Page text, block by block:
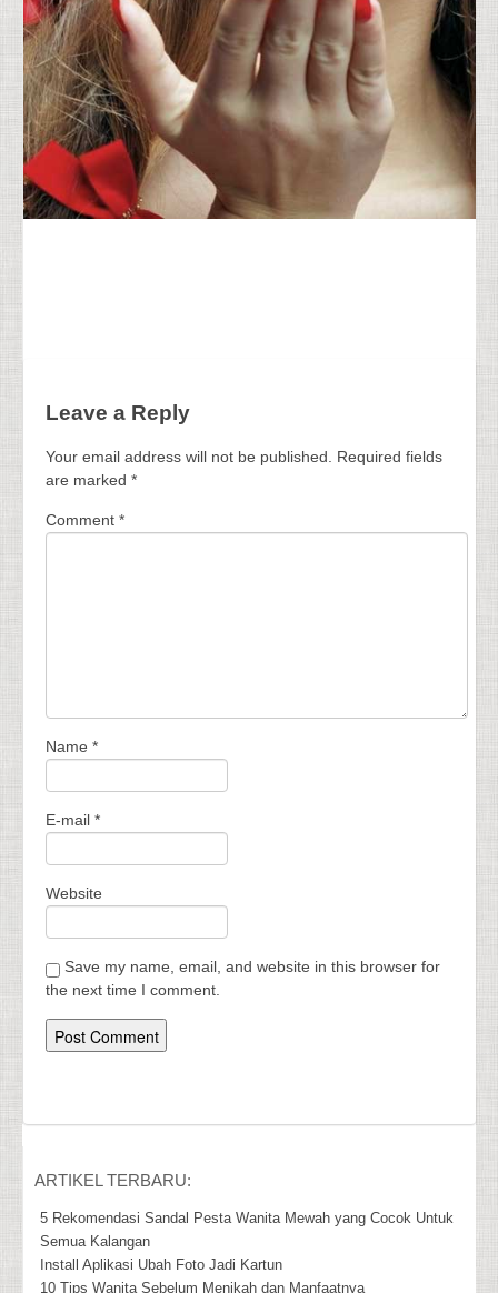
Leave a Reply
Your email address will not be published.
Required fields
are marked *
Comment *
Name *
E-mail *
Website
Save my name, email, and website in this browser for
the next time I comment.
ARTIKEL TERBARU:
5 Rekomendasi Sandal Pesta Wanita Mewah yang Cocok Untuk
Semua Kalangan
Install Aplikasi Ubah Foto Jadi Kartun
10 Tips Wanita Sebelum Menikah dan Manfaatnya